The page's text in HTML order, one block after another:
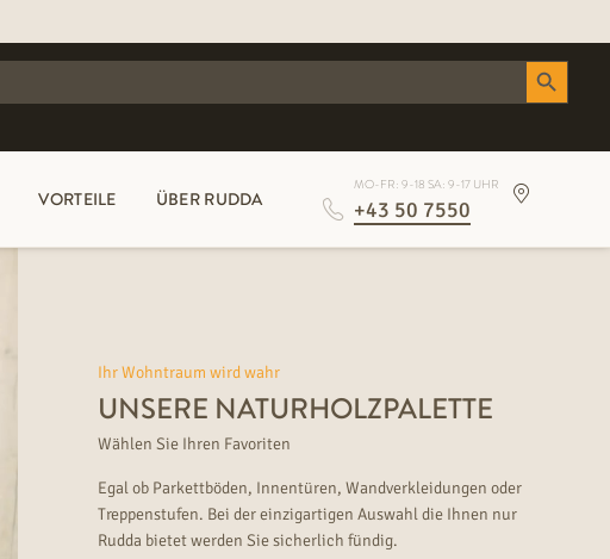
Search Button
VORTEILE ÜBER RUDDA
MO-FR: 9-18 SA: 9-17 UHR
+43 50 7550
Ihr Wohntraum wird wahr
UNSERE NATURHOLZPALETTE
Wählen Sie Ihren Favoriten
Egal ob Parkettböden, Innentüren, Wandverkleidungen oder
Treppenstufen. Bei der einzigartigen Auswahl die Ihnen nur
Rudda bietet werden Sie sicherlich fündig.